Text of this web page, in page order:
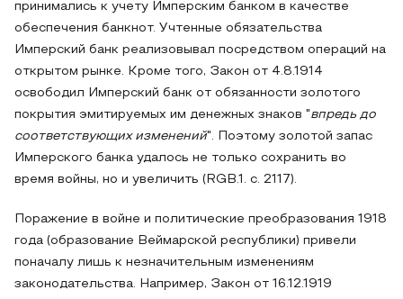
принимались к учету Имперским банком в качестве
обеспечения банкнот. Учтенные обязательства
Имперский банк реализовывал посредством операций на
открытом рынке. Кроме того, Закон от 4.8.1914
освободил Имперский банк от обязанности золотого
покрытия эмитируемых им денежных знаков "впредь до
соответствующих изменений". Поэтому золотой запас
Имперского банка удалось не только сохранить во
время войны, но и увеличить (RGB.1. c. 2117).
Поражение в войне и политические преобразования 1918
года (образование Веймарской республики) привели
поначалу лишь к незначительным изменениям
законодательства. Например, Закон от 16.12.1919